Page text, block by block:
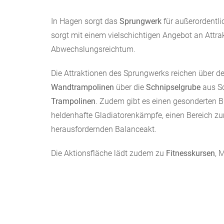
In Hagen sorgt das Sprungwerk für
sorgt mit einem vielschichtigen Angebot an
Abwechslungsreichtum.
Die Attraktionen des Sprungwerks reichen über
Wandtrampolinen über die Schnipselgrube aus
Trampolinen. Zudem gibt es einen gesonderten
heldenhafte Gladiatorenkämpfe, einen Bereich
herausfordernden Balanceakt.
Die Aktionsfläche lädt zudem zu Fitnesskursen,